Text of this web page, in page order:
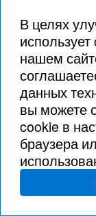
© Goltsov Sergey,
В целях
нашем
данных
вы можете
cookie в
браузера